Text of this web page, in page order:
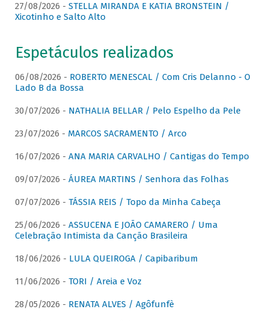
27/08/2026 - STELLA MIRANDA E KATIA BRONSTEIN /
Xicotinho e Salto Alto
Espetáculos realizados
06/08/2026 - ROBERTO MENESCAL / Com Cris Delanno - O
Lado B da Bossa
30/07/2026 - NATHALIA BELLAR / Pelo Espelho da Pele
23/07/2026 - MARCOS SACRAMENTO / Arco
16/07/2026 - ANA MARIA CARVALHO / Cantigas do Tempo
09/07/2026 - ÁUREA MARTINS / Senhora das Folhas
07/07/2026 - TÁSSIA REIS / Topo da Minha Cabeça
25/06/2026 - ASSUCENA E JOÃO CAMARERO / Uma
Celebração Intimista da Canção Brasileira
18/06/2026 - LULA QUEIROGA / Capibaribum
11/06/2026 - TORI / Areia e Voz
28/05/2026 - RENATA ALVES / Agôfunfè